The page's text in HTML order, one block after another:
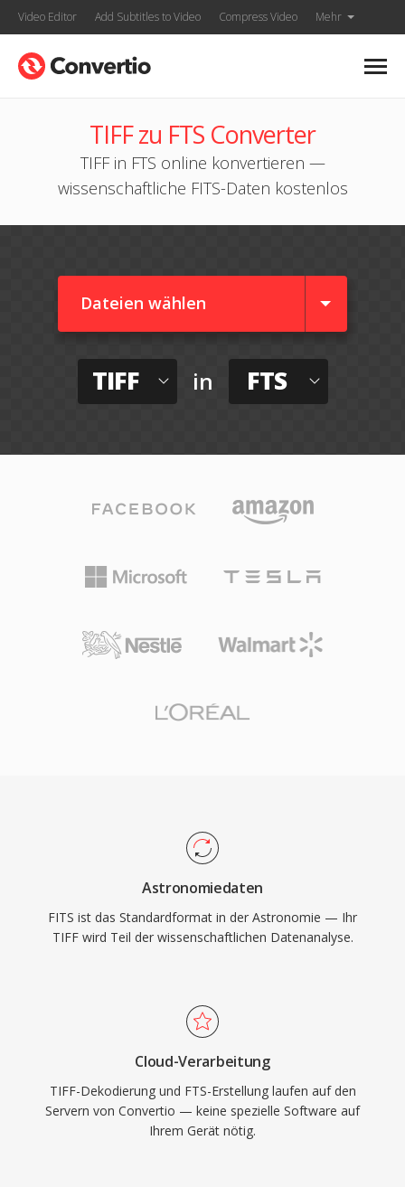
Video Editor Add Subtitles to Video Compress Video Mehr
TIFF zu FTS Converter
TIFF in FTS online konvertieren —
wissenschaftliche FITS-Daten kostenlos
Dateien wählen
TIFF in FTS
Astronomiedaten
FITS ist das Standardformat in der Astronomie — Ihr
TIFF wird Teil der wissenschaftlichen Datenanalyse.
Cloud-Verarbeitung
TIFF-Dekodierung und FTS-Erstellung laufen auf den
Servern von Convertio — keine spezielle Software auf
Ihrem Gerät nötig.